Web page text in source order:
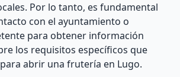
Por lo tanto, es fundamental
con el ayuntamiento o
para obtener información
los requisitos específicos que
abrir una frutería en Lugo.